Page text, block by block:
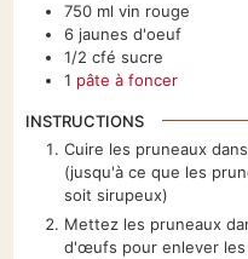
750 ml vin rouge
6 jaunes d'oeuf
1/2 cfé sucre
1 pâte à foncer
INSTRUCTIONS
Cuire les pruneaux
(jusqu'à ce que les
soit sirupeux)
Mettez les pruneaux
d'œufs pour enlever les